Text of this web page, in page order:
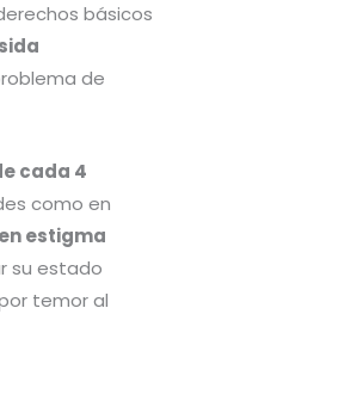
básicos
de
cada 4
como en
estigma
su estado
temor al